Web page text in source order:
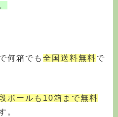
何箱でも 全国送料無料で
ボールも10箱まで無料
。